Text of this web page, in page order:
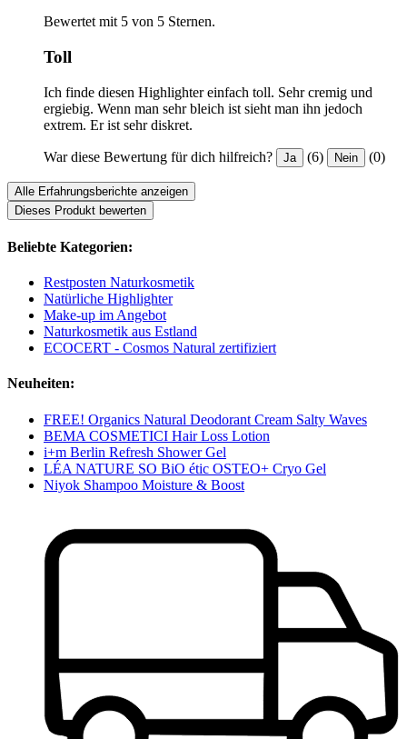
Bewertet mit 5 von 5 Sternen.
Toll
Ich finde diesen Highlighter einfach toll. Sehr cremig und
ergiebig. Wenn man sehr bleich ist sieht man ihn jedoch
extrem. Er ist sehr diskret.
War diese Bewertung für dich hilfreich? Ja (6) Nein (0)
Alle Erfahrungsberichte anzeigen
Dieses Produkt bewerten
Beliebte Kategorien:
Restposten Naturkosmetik
Natürliche Highlighter
Make-up im Angebot
Naturkosmetik aus Estland
ECOCERT - Cosmos Natural zertifiziert
Neuheiten:
FREE! Organics Natural Deodorant Cream Salty Waves
BEMA COSMETICI Hair Loss Lotion
i+m Berlin Refresh Shower Gel
LÉA NATURE SO BiO étic OSTEO+ Cryo Gel
Niyok Shampoo Moisture & Boost